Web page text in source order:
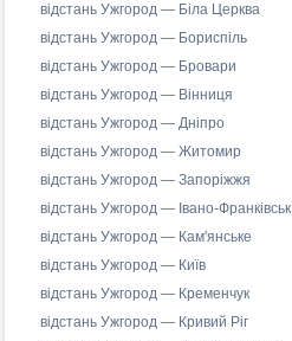
відстань Ужгород — Біла Церква
відстань Ужгород — Бориспіль
відстань Ужгород — Бровари
відстань Ужгород — Вінниця
відстань Ужгород — Дніпро
відстань Ужгород — Житомир
відстань Ужгород — Запоріжжя
відстань Ужгород — Івано-Франківськ
відстань Ужгород — Кам'янське
відстань Ужгород — Київ
відстань Ужгород — Кременчук
відстань Ужгород — Кривий Ріг